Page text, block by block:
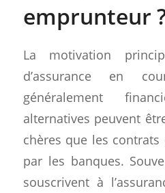
emprunteur
La motivation
d’assurance en
généralement
alternatives peuvent
chères que les
par les banques.
souscrivent à